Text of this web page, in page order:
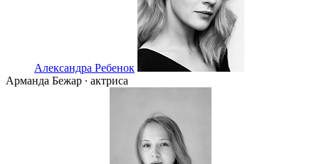
Александра Ребенок
Арманда Бежар ∙ актриса